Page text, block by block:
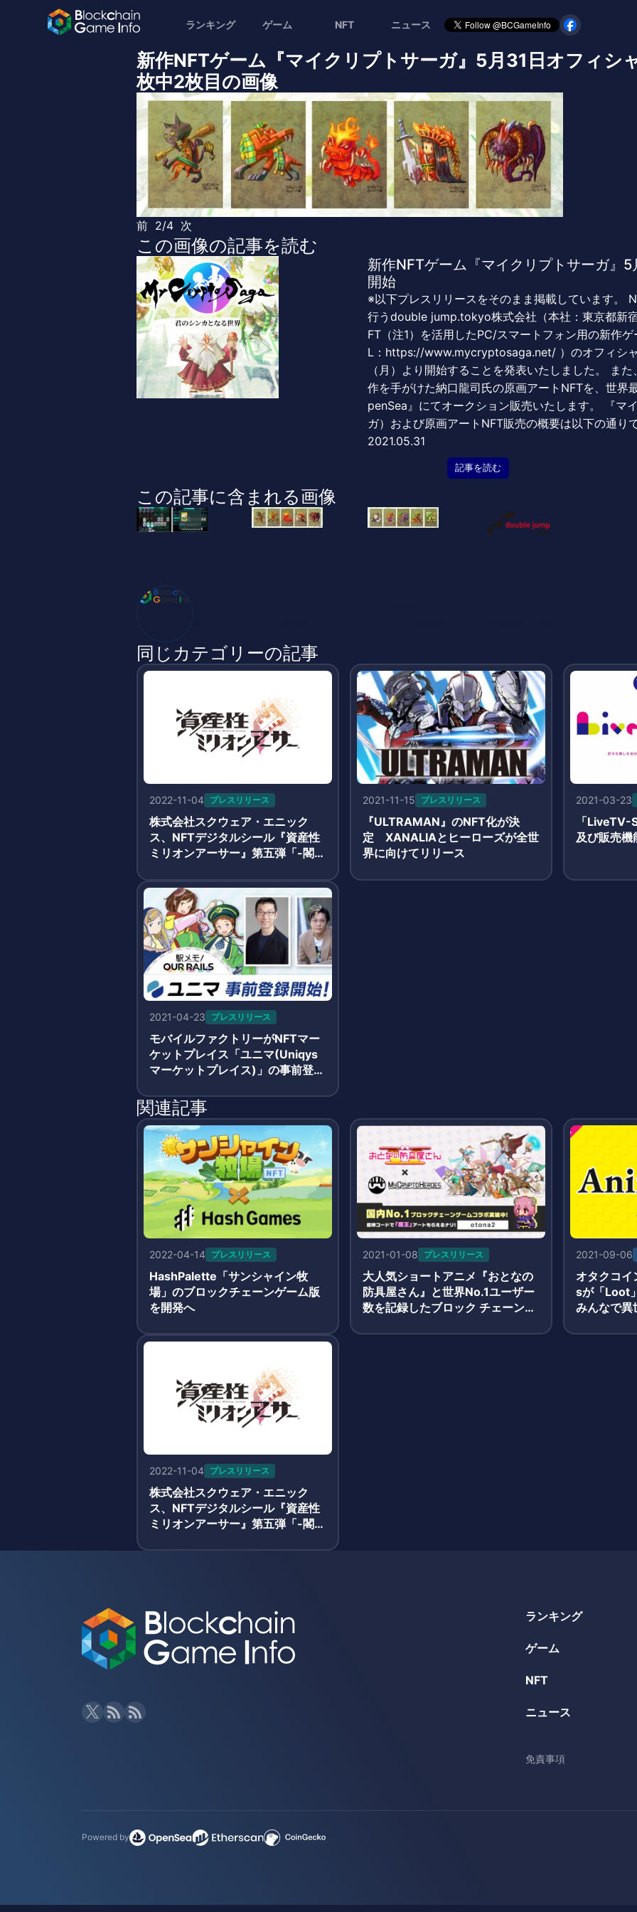
ランキング ゲーム NFT ニュース
新作NFTゲーム『マイクリプトサーガ』5月31日オフィシ
枚中2枚目の画像
前 2/4 次
この画像の記事を読む
新作NFTゲーム『マイクリプトサーガ』
開始
※以下プレスリリースをそのまま掲載しています。
行うdouble jump.tokyo株式会社（本社：東京都新
FT（注1）を活用したPC/スマートフォン用の新作
L：https://www.mycryptosaga.net/ ）のオフィシ
（月）より開始することを発表いたしました。 ま
作を手がけた納口龍司氏の原画アートNFTを、世界
penSea』にてオークション販売いたします。 『マ
ガ）および原画アートNFT販売の概要は以下の通り
2021.05.31
記事を読む
この記事に含まれる画像
同じカテゴリーの記事
2022-11-04 プレスリリース
株式会社スクウェア・エニック
ス、NFTデジタルシール『資産性
ミリオンアーサー』第五弾「-閣下
2021-11-15 プレスリリース
『ULTRAMAN』のNFT化が決
定 XANALIAとヒーローズが全世
界に向けてリリース
2021-03-23
「LiveTV-
及び販売機
2021-04-23 プレスリリース
モバイルファクトリーがNFTマー
ケットプレイス「ユニマ(Uniqys
マーケットプレイス)」の事前登録
カ、杉田陽平氏アート、 山口周氏
書籍をNFT化
関連記事
2022-04-14 プレスリリース
HashPalette「サンシャイン牧
場」のブロックチェーンゲーム版
を開発へ
2021-01-08 プレスリリース
大人気ショートアニメ『おとなの
防具屋さん』と世界No.1ユーザー
数を記録したブロック チェーンゲ
ラボを開始!
2021-09-06
オタクコ
sが「Loot
みんなで異
2022-11-04 プレスリリース
株式会社スクウェア・エニック
ス、NFTデジタルシール『資産性
ミリオンアーサー』第五弾「-閣下
ランキング
ゲーム
NFT
ニュース
免責事項
Powered by